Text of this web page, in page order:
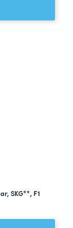
SKG**, F1